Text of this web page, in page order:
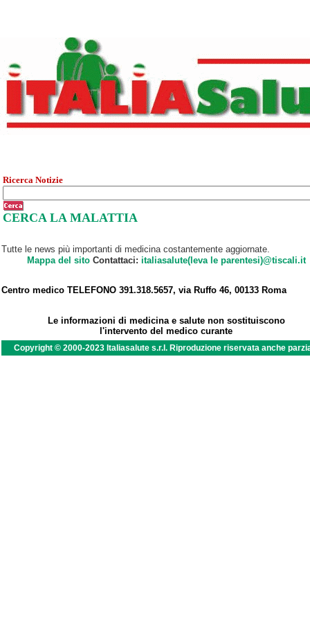
Ricerca Notizie
CERCA LA MALATTIA
Tutte le news più importanti di medicina costantemente aggiornate.
Mappa del sitoContattaci: italiasalute(leva le parentesi)@tiscali.it
Centro medico TELEFONO 391.318.5657, via Ruffo 46, 00133 Roma
Le informazioni di medicina e salute non sostituiscono
l'intervento del medico curante
Copyright © 2000-2023 Italiasalute s.r.l. Riproduzione riservata anche